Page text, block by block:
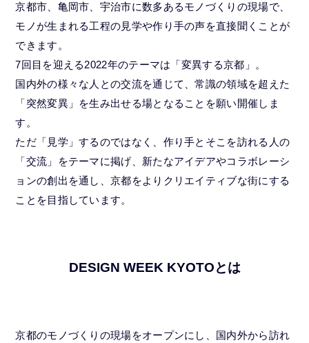
京都市、亀岡市、宇治市に数多あるモノづくりの現場で、
モノが生まれる工程の見学や作り手の声を直接聞くことが
できます。
7回目を迎える2022年のテーマは「変異する京都」。
国内外の様々な人との交流を通じて、常識の領域を超えた
「突然変異」を生み出せる場となることを願い開催しま
す。
ただ「見学」するのではなく、作り手とそこを訪れる人の
「交流」をテーマに掲げ、新たなアイデアやコラボレーシ
ョンの創出を通し、京都をよりクリエイティブな街にする
ことを目指しています。
DESIGN WEEK KYOTOとは
京都のモノづくりの現場をオープンにし、国内外から訪れ